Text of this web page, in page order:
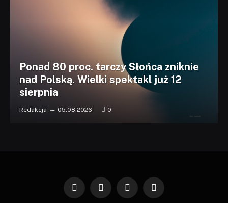
Ponad 80 proc. tarczy Słońca zniknie
nad Polską. Wielki spektakl już 12
sierpnia
Redakcja 05.08.2026 0
Facebook
X
InstagramPinterest